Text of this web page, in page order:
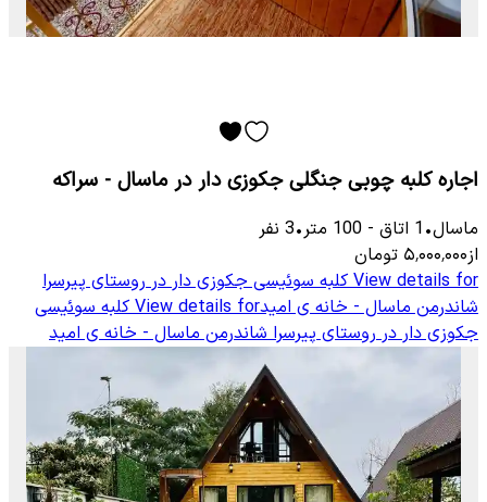
اجاره کلبه چوبی جنگلی جکوزی دار در ماسال - سراکه
ماسال•
1 اتاق -
100 متر•
3 نفر
از۵٬۰۰۰٬۰۰۰ تومان
View details for کلبه سوئیسی جکوزی دار در روستای پیرسرا
شاندرمن ماسال - خانه ی امیدView details for کلبه سوئیسی
جکوزی دار در روستای پیرسرا شاندرمن ماسال - خانه ی امید